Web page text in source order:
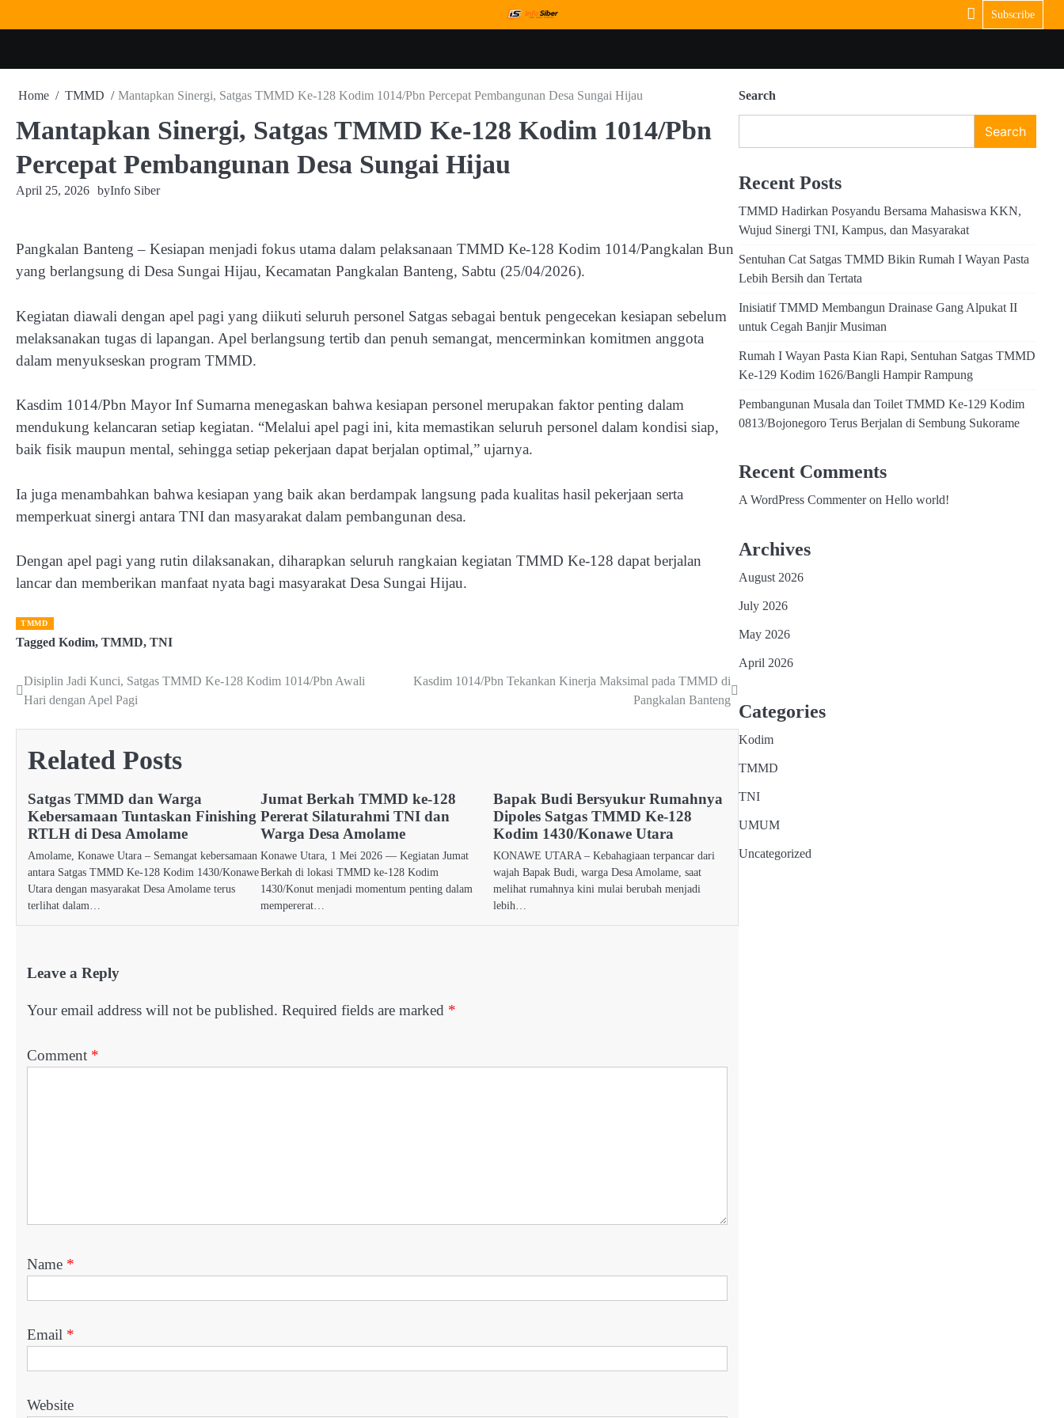
to
Subscribe
Home TMMD Mantapkan Sinergi, Satgas TMMD Ke-128 Kodim 1014/Pbn Percepat Pembangunan Desa Sungai Hijau
Mantapkan Sinergi, Satgas TMMD Ke-128 Kodim 1014/Pbn
Percepat Pembangunan Desa Sungai Hijau
April 25, 2026 byInfo Siber
Pangkalan Banteng – Kesiapan menjadi fokus utama dalam pelaksanaan TMMD Ke-128 Kodim 1014/Pangkalan Bun
yang berlangsung di Desa Sungai Hijau, Kecamatan Pangkalan Banteng, Sabtu (25/04/2026).
Kegiatan diawali dengan apel pagi yang diikuti seluruh personel Satgas sebagai bentuk pengecekan kesiapan sebelum
melaksanakan tugas di lapangan. Apel berlangsung tertib dan penuh semangat, mencerminkan komitmen anggota
dalam menyukseskan program TMMD.
Kasdim 1014/Pbn Mayor Inf Sumarna menegaskan bahwa kesiapan personel merupakan faktor penting dalam
mendukung kelancaran setiap kegiatan. “Melalui apel pagi ini, kita memastikan seluruh personel dalam kondisi siap,
baik fisik maupun mental, sehingga setiap pekerjaan dapat berjalan optimal,” ujarnya.
Ia juga menambahkan bahwa kesiapan yang baik akan berdampak langsung pada kualitas hasil pekerjaan serta
memperkuat sinergi antara TNI dan masyarakat dalam pembangunan desa.
Dengan apel pagi yang rutin dilaksanakan, diharapkan seluruh rangkaian kegiatan TMMD Ke-128 dapat berjalan
lancar dan memberikan manfaat nyata bagi masyarakat Desa Sungai Hijau.
TMMD
Tagged Kodim, TMMD, TNI
Post
Disiplin Jadi Kunci, Satgas TMMD Ke-128 Kodim 1014/Pbn Awali
Hari dengan Apel Pagi
Kasdim 1014/Pbn Tekankan Kinerja Maksimal pada TMMD di
Pangkalan Banteng
Related Posts
Satgas TMMD dan Warga
Kebersamaan Tuntaskan Finishing
RTLH di Desa Amolame
Amolame, Konawe Utara – Semangat kebersamaan
antara Satgas TMMD Ke-128 Kodim 1430/Konawe
Utara dengan masyarakat Desa Amolame terus
terlihat dalam…
Jumat Berkah TMMD ke-128
Pererat Silaturahmi TNI dan
Warga Desa Amolame
Konawe Utara, 1 Mei 2026 — Kegiatan Jumat
Berkah di lokasi TMMD ke-128 Kodim
1430/Konut menjadi momentum penting dalam
mempererat…
Bapak Budi Bersyukur Rumahnya
Dipoles Satgas TMMD Ke-128
Kodim 1430/Konawe Utara
KONAWE UTARA – Kebahagiaan terpancar dari
wajah Bapak Budi, warga Desa Amolame, saat
melihat rumahnya kini mulai berubah menjadi
lebih…
Leave a Reply
Your email address will not be published. Required fields are marked *
Comment *
Name *
Email *
Website
Search
Search
Recent Posts
TMMD Hadirkan Posyandu Bersama Mahasiswa KKN,
Wujud Sinergi TNI, Kampus, dan Masyarakat
Sentuhan Cat Satgas TMMD Bikin Rumah I Wayan Pasta
Lebih Bersih dan Tertata
Inisiatif TMMD Membangun Drainase Gang Alpukat II
untuk Cegah Banjir Musiman
Rumah I Wayan Pasta Kian Rapi, Sentuhan Satgas TMMD
Ke-129 Kodim 1626/Bangli Hampir Rampung
Pembangunan Musala dan Toilet TMMD Ke-129 Kodim
0813/Bojonegoro Terus Berjalan di Sembung Sukorame
Recent Comments
A WordPress Commenteron Hello world!
Archives
August 2026
July 2026
May 2026
April 2026
Categories
Kodim
TMMD
TNI
UMUM
Uncategorized